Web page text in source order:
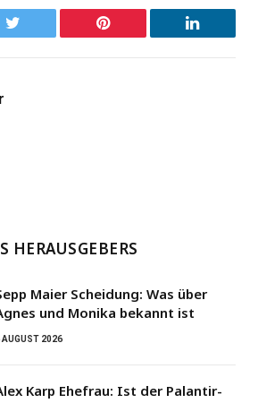
Twitter Pinterest LinkedIn
HERAUSGEBERS
Maier Scheidung: Was über
und Monika bekannt ist
AUGUST 2026
Karp Ehefrau: Ist der Palantir-